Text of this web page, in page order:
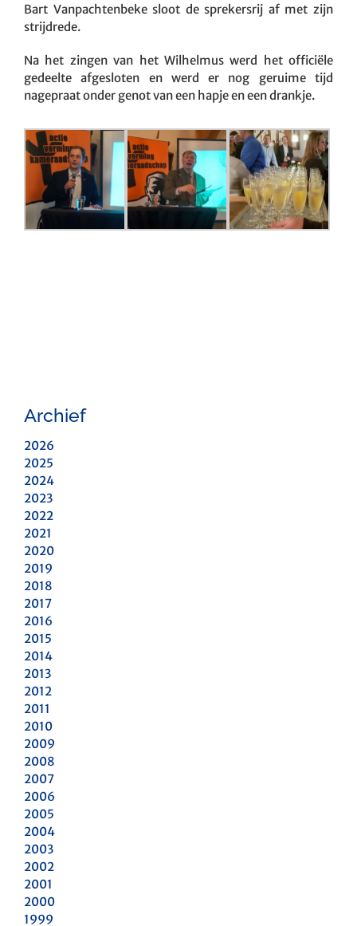
Bart Vanpachtenbeke sloot de sprekersrij af met zijn
strijdrede.
Na het zingen van het Wilhelmus werd het officiële
gedeelte afgesloten en werd er nog geruime tijd
nagepraat onder genot van een hapje en een drankje.
Archief
2026
2025
2024
2023
2022
2021
2020
2019
2018
2017
2016
2015
2014
2013
2012
2011
2010
2009
2008
2007
2006
2005
2004
2003
2002
2001
2000
1999